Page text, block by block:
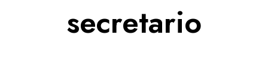
secretario